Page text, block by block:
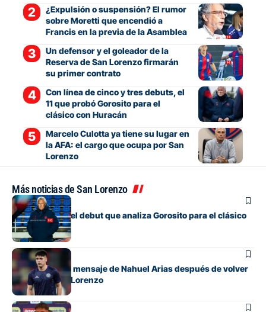
¿Expulsión o suspensión? El rumor
sobre Moretti que encendió a
Francis en la previa de la Asamblea
Un defensor y el goleador de la
Reserva de San Lorenzo firmarán
su primer contrato
Con línea de cinco y tres debuts, el
11 que probó Gorosito para el
clásico con Huracán
Marcelo Culotta ya tiene su lugar en
la AFA: el cargo que ocupa por San
Lorenzo
Más noticias de San Lorenzo
Fútbol
Los cambios y el debut que analiza Gorosito para el clásico
con Huracán
Fútbol
El conmovedor mensaje de Nahuel Arias después de volver
a jugar en San Lorenzo
Fútbol